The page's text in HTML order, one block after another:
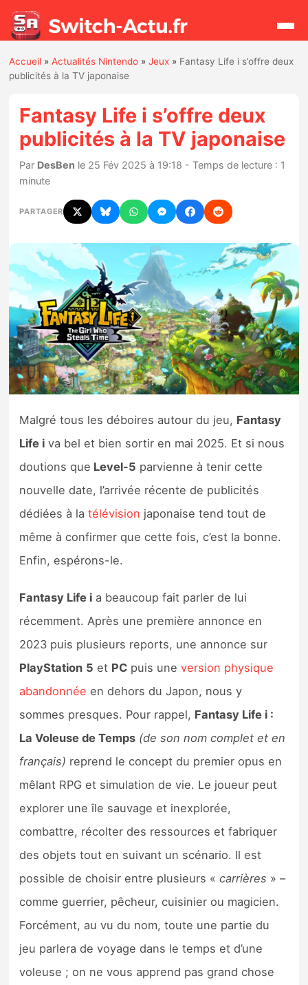
Actualités
Jeux
Hardware
Chiffres de ventes
Rumeurs
Nintendo Direct
Tests et previews
Tests de jeux
Tests d’accessoires
Previews
Précommandes
Précommandes jeux Switch 2
Sorties de jeux
Bons plans
Guides
Accueil »Actualités Nintendo »Jeux » Fantasy Life i s’offre deux
publicités à la TV japonaise
Fantasy Life i s’offre deux
publicités à la TV japonaise
Par DesBen le 25 Fév 2025 à 19:18 - Temps de lecture : 1
minute
PARTAGER
Malgré tous les déboires autour du jeu, Fantasy
Life i va bel et bien sortir en mai 2025. Et si nous
doutions que Level-5 parvienne à tenir cette
nouvelle date, l’arrivée récente de publicités
dédiées à latélévision japonaise tend tout de
même à confirmer que cette fois, c’est la bonne.
Enfin, espérons-le.
Fantasy Life i a beaucoup fait parler de lui
récemment. Après une première annonce en
2023 puis plusieurs reports, une annonce sur
PlayStation 5 et PC puis uneversion physique
abandonnée en dehors du Japon, nous y
sommes presques. Pour rappel, Fantasy Life i :
La Voleuse de Temps (de son nom complet et en
français) reprend le concept du premier opus en
mêlant RPG et simulation de vie. Le joueur peut
explorer une île sauvage et inexplorée,
combattre, récolter des ressources et fabriquer
des objets tout en suivant un scénario. Il est
possible de choisir entre plusieurs «carrières » –
comme guerrier, pêcheur, cuisinier ou magicien.
Forcément, au vu du nom, toute une partie du
jeu parlera de voyage dans le temps et d’une
voleuse ; on ne vous apprend pas grand chose